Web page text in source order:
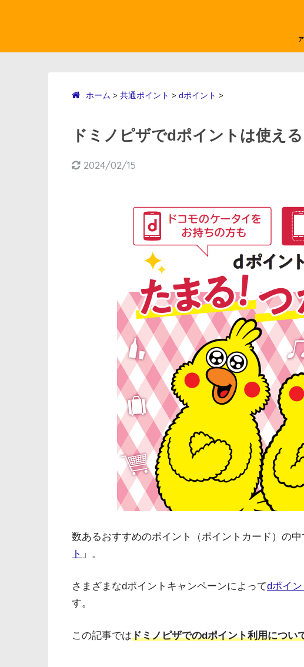
ホーム > 共通ポイント > dポイント >
ドミノピザでdポイントは使え
2024/02/15
数あるおすすめのポイント（ポイントカード）の中
ト 」。
さまざまなdポイントキャンペーンによってdポイ
す。
この記事ではドミノピザでのdポイント利用につい